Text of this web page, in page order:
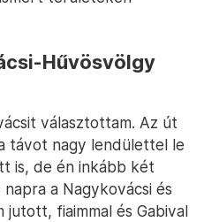
Hűvösvölgy
választottam. Az út
távot nagy lendülettel le
is, de én inkább két
a Nagykovácsi és
fiaimmal és Gabival